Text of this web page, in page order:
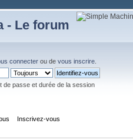
- Le forum
connecter ou de vous inscrire
de passe et durée de la session
Inscrivez-vous